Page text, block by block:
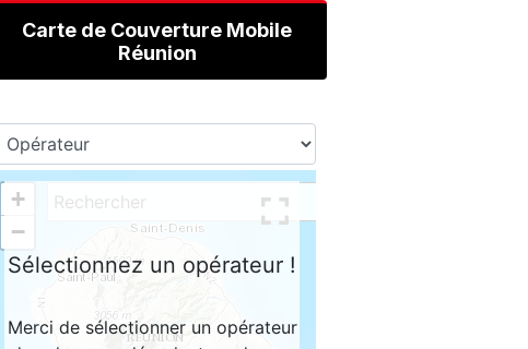
Carte de Couverture Mobile
Réunion